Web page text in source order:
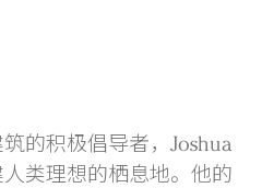
的积极倡导者，Joshua
类理想的栖息地。他的